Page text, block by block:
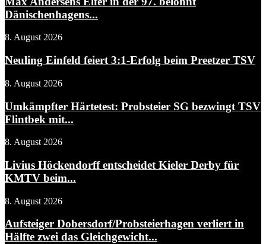
Dänischenhagens...
8. August 2026
Neuling Einfeld feiert 3:1-Erfolg beim Preetzer TSV
8. August 2026
Umkämpfter Härtetest: Probsteier SG bezwingt TSV
Flintbek mit...
8. August 2026
Livius Höckendorff entscheidet Kieler Derby für
KMTV beim...
8. August 2026
Aufsteiger Dobersdorf/Probsteierhagen verliert in
Hälfte zwei das Gleichgewicht...